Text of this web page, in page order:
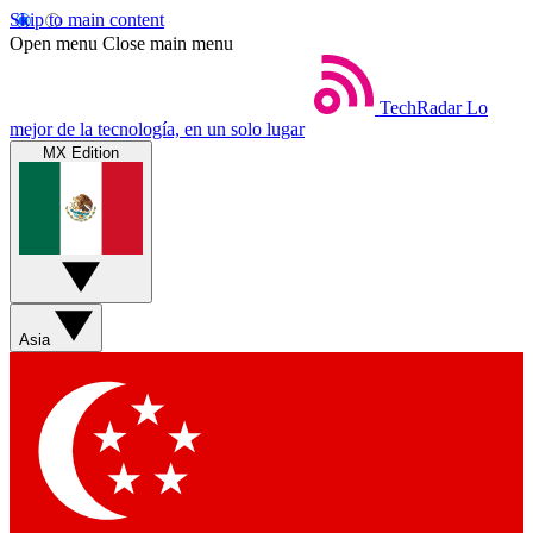
Skip to main content
Open menu Close main menu
TechRadar Lo
mejor de la tecnología, en un solo lugar
MX Edition
Asia